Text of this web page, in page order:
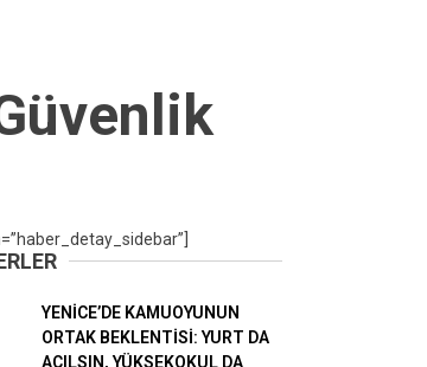
Ekonomi
Magazin
Teknoloji
YENİCE’DE KAMUOYUNUN
ORTAK BEKLENTİSİ: YURT DA
AÇILSIN, YÜKSEKOKUL DA